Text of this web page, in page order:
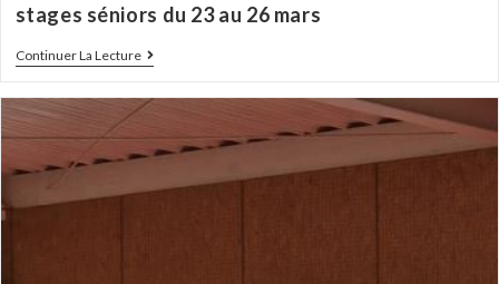
stages séniors du 23 au 26 mars
Continuer La Lecture